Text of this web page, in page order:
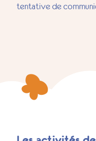
tentative de